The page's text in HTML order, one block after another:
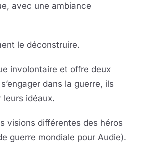
avec une ambiance
le déconstruire.
involontaire et offre deux
dans la guerre, ils
leurs idéaux.
visions différentes des héros
guerre mondiale pour Audie).